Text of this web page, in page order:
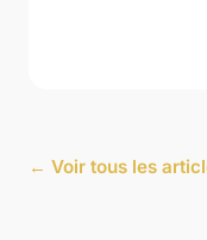
← Voir tous les